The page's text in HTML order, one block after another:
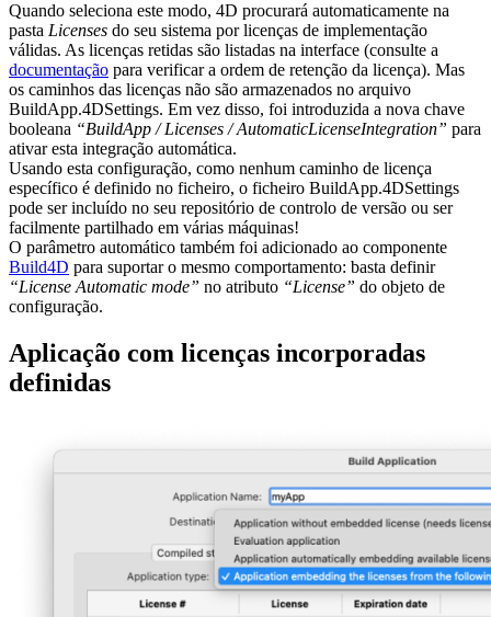
Quando seleciona este modo, 4D procurará automaticamente na
pasta Licenses do seu sistema por licenças de implementação
válidas. As licenças retidas são listadas na interface (consulte a
documentação para verificar a ordem de retenção da licença). Mas
os caminhos das licenças não são armazenados no arquivo
BuildApp.4DSettings. Em vez disso, foi introduzida a nova chave
booleana “BuildApp / Licenses / AutomaticLicenseIntegration” para
ativar esta integração automática.
Usando esta configuração, como nenhum caminho de licença
específico é definido no ficheiro, o ficheiro BuildApp.4DSettings
pode ser incluído no seu repositório de controlo de versão ou ser
facilmente partilhado em várias máquinas!
O parâmetro automático também foi adicionado ao componente
Build4D para suportar o mesmo comportamento: basta definir
“License Automatic mode” no atributo “License” do objeto de
configuração.
Aplicação com licenças incorporadas
definidas